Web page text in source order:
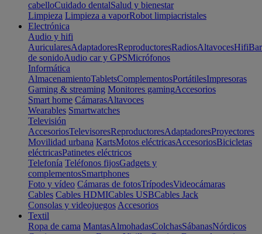
cabelloCuidado dentalSalud y bienestar
Limpieza Limpieza a vaporRobot limpiacristales
Electrónica
Audio y hifi
AuricularesAdaptadoresReproductoresRadiosAltavocesHifi
de sonidoAudio car y GPSMicrófonos
Informática
AlmacenamientoTabletsComplementosPortátilesImpresoras
Gaming & streaming Monitores gamingAccesorios
Smart home CámarasAltavoces
Wearables Smartwatches
Televisión
AccesoriosTelevisoresReproductoresAdaptadoresProyectores
Movilidad urbana KartsMotos eléctricasAccesoriosBicicletas
eléctricasPatinetes eléctricos
Telefonía Teléfonos fijosGadgets y
complementosSmartphones
Foto y vídeo Cámaras de fotosTrípodesVideocámaras
Cables Cables HDMICables USBCables Jack
Consolas y videojuegos Accesorios
Textil
Ropa de cama MantasAlmohadasColchasSábanasNórdicos